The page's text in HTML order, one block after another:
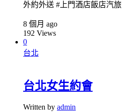
外約外送 #上門酒店飯店汽旅
8 個月 ago
192 Views
0
台北
台北女生約會
Written by admin